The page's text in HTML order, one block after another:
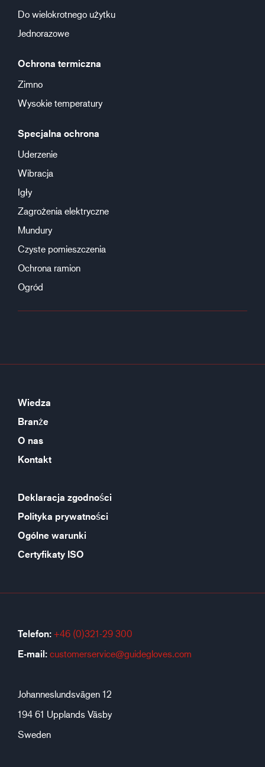
Do wielokrotnego użytku
Jednorazowe
Ochrona termiczna
Zimno
Wysokie temperatury
Specjalna ochrona
Uderzenie
Wibracja
Igły
Zagrożenia elektryczne
Mundury
Czyste pomieszczenia
Ochrona ramion
Ogród
Wiedza
Branże
O nas
Kontakt
Deklaracja zgodności
Polityka prywatności
Ogólne warunki
Certyfikaty ISO
Telefon: +46 (0)321-29 300
E-mail: customerservice@guidegloves.com
Johanneslundsvägen 12
194 61 Upplands Väsby
Sweden